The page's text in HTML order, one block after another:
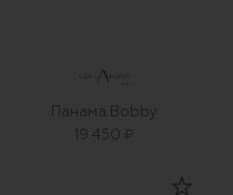
Панама Bobby
19 450 ₽